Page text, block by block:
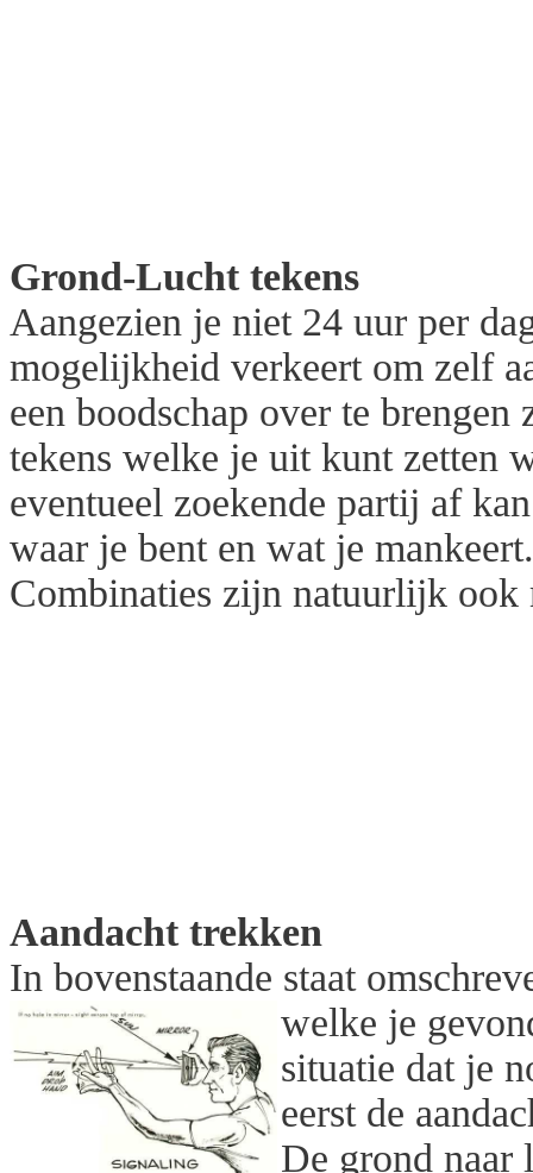
Grond-Lucht tekens
Aangezien je niet 24 uur per
mogelijkheid verkeert om zelf
een boodschap over te brengen
tekens welke je uit kunt zetten
eventueel zoekende partij af
waar je bent en wat je mankeert.
Combinaties zijn natuurlijk
Aandacht trekken
In bovenstaande staat
welke je
situatie dat je
eerst de
De grond naar